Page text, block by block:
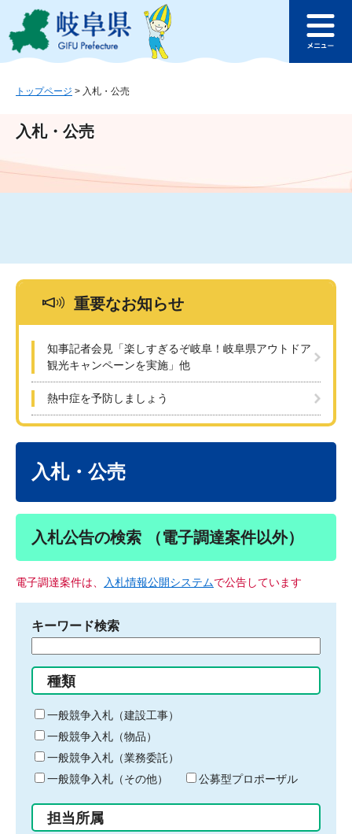
ジ
ュ
文
このページの本文へ
ュ
トップページ > 入札・公売
入札・公売
重要なお知らせ
知事記者会見「楽しすぎるぞ岐阜！岐阜県アウトドア
観光キャンペーンを実施」他
熱中症を予防しましょう
入札・公売
入札公告の検索 （電子調達案件以外）
電子調達案件は、 入札情報公開システムで公告しています
キーワード検索
る
キ
ー
ワ
ー
ド
入
力
種類
一般競争入札（建設工事）
一般競争入札（物品）
一般競争入札（業務委託）
一般競争入札（その他）
公募型プロポーザル
担当所属